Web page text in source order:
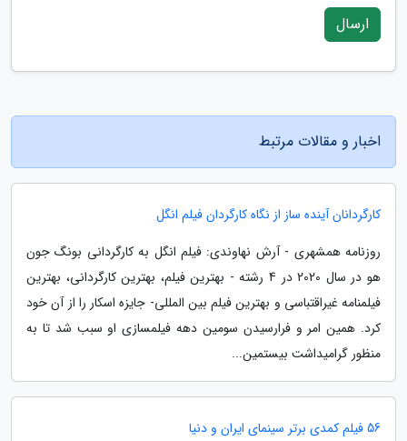
ارسال
اخبار و مقالات مرتبط
کارگردانان آینده ساز از نگاه کارگردان فیلم انگل
روزنامه همشهری - آرش نهاوندی: فیلم انگل به کارگردانی بونگ جون
هو در سال 2020 در 4 رشته - بهترین فیلم، بهترین کارگردانی، بهترین
فیلمنامه غیراقتباسی و بهترین فیلم بین المللی- جایزه اسکار را از آن خود
کرد. همین امر و فرارسیدن سومین دهه فیلمسازی او سبب شد تا به
منظور گرامیداشت بیستمین...
56 فیلم کمدی برتر سینمای ایران و دنیا